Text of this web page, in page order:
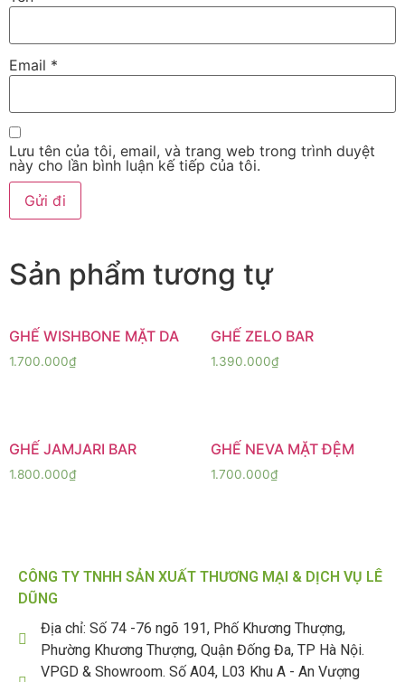
Email *
Lưu tên của tôi, email, và trang web trong trình duyệt
này cho lần bình luận kế tiếp của tôi.
Sản phẩm tương tự
GHẾ WISHBONE MẶT DA
1.700.000₫
GHẾ ZELO BAR
1.390.000₫
GHẾ JAMJARI BAR
1.800.000₫
GHẾ NEVA MẶT ĐỆM
1.700.000₫
CÔNG TY TNHH SẢN XUẤT THƯƠNG MẠI & DỊCH VỤ LÊ
DŨNG
Địa chỉ: Số 74 -76 ngõ 191, Phố Khương Thượng,
Phường Khương Thượng, Quận Đống Đa, TP Hà Nội.
VPGD & Showroom. Số A04, L03 Khu A - An Vượng